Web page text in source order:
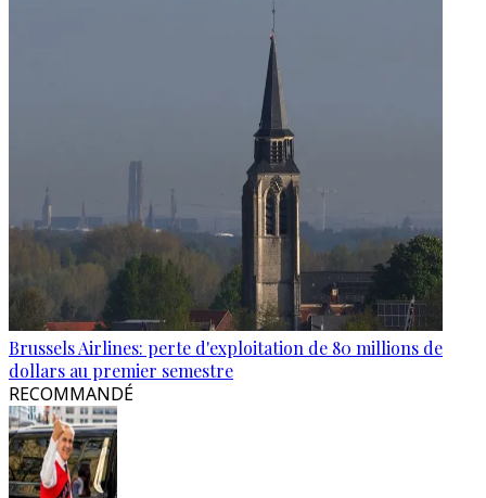
Brussels Airlines: perte d'exploitation de 80 millions de
dollars au premier semestre
RECOMMANDÉ